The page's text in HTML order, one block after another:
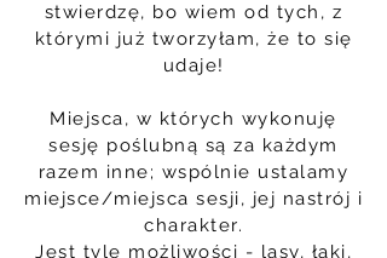
stwierdzę, bo wiem od tych, z
którymi już tworzyłam, że to się
udaje!
Miejsca, w których wykonuję
sesję poślubną są za każdym
razem inne; wspólnie ustalamy
miejsce/miejsca sesji, jej nastrój i
charakter.
Jest tyle możliwości - lasy, łąki,